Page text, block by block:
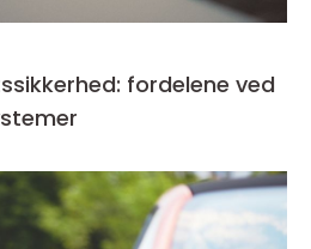
fordelene ved